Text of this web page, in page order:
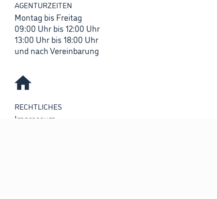
AGENTURZEITEN
Montag bis Freitag
09:00 Uhr bis 12:00 Uhr
13:00 Uhr bis 18:00 Uhr
und nach Vereinbarung
RECHTLICHES
Impressum